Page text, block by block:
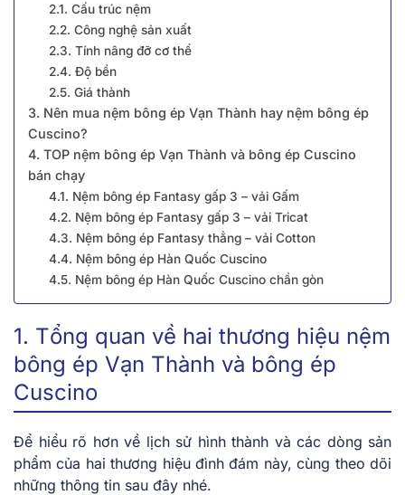
2.1. Cấu trúc nệm
2.2. Công nghệ sản xuất
2.3. Tính nâng đỡ cơ thể
2.4. Độ bền
2.5. Giá thành
3. Nên mua nệm bông ép Vạn Thành hay nệm bông ép
Cuscino?
4. TOP nệm bông ép Vạn Thành và bông ép Cuscino
bán chạy
4.1. Nệm bông ép Fantasy gấp 3 – vải Gấm
4.2. Nệm bông ép Fantasy gấp 3 – vải Tricat
4.3. Nệm bông ép Fantasy thẳng – vải Cotton
4.4. Nệm bông ép Hàn Quốc Cuscino
4.5. Nệm bông ép Hàn Quốc Cuscino chần gòn
1. Tổng quan về hai thương hiệu nệm
bông ép Vạn Thành và bông ép
Cuscino
Để hiểu rõ hơn về lịch sử hình thành và các dòng sản
phẩm của hai thương hiệu đình đám này, cùng theo dõi
những thông tin sau đây nhé.